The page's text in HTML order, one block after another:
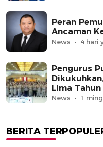
Peran
Ancaman
News 4 hari
Pengurus
Lima Tahun
News 1
BERITA